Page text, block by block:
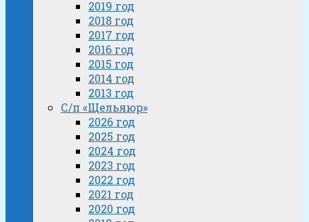
2019 год
2018 год
2017 год
2016 год
2015 год
2014 год
2013 год
С/п «Щельяюр»
2026 год
2025 год
2024 год
2023 год
2022 год
2021 год
2020 год